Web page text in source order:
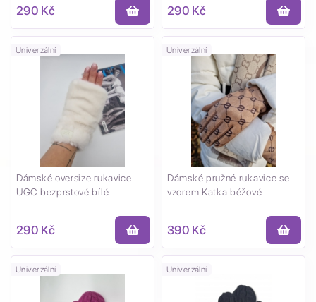
290 Kč 290 Kč
Univerzální
Dámské oversize rukavice
UGC bezprstové bílé
290 Kč
Univerzální
Dámské pružné rukavice se
vzorem Katka béžové
390 Kč
Univerzální Univerzální